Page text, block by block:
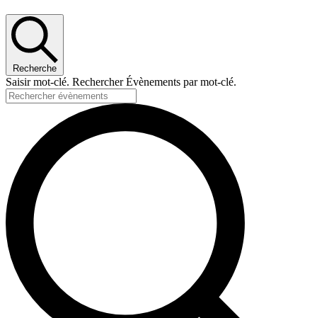
Recherche
Saisir mot-clé. Rechercher Évènements par mot-clé.